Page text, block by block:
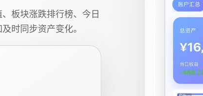
板块涨跌排行榜、今日
时同步资产变化。